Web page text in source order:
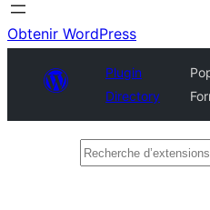
Obtenir WordPress
Plugin
Directory
Recherche